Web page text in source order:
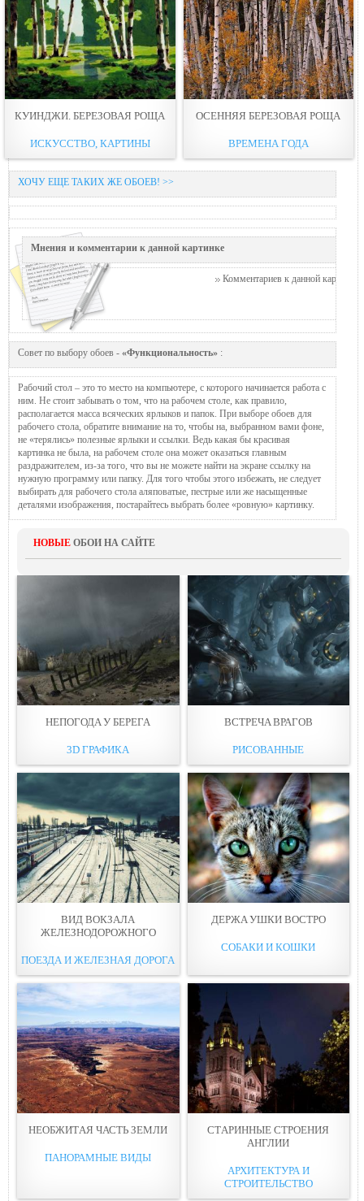
КУИНДЖИ. БЕРЕЗОВАЯ РОЩА
ИСКУССТВО, КАРТИНЫ
ОСЕННЯЯ БЕРЕЗОВАЯ РОЩА
ВРЕМЕНА ГОДА
ХОЧУ ЕЩЕ ТАКИХ ЖЕ ОБОЕВ! >>
Мнения и комментарии к данной картинке
Комментариев к данной картинке
Совет по выбору обоев - «Функциональность» :
Рабочий стол – это то место на компьютере, с которого начинается работа с
ним. Не стоит забывать о том, что на рабочем столе, как правило,
располагается масса всяческих ярлыков и папок. При выборе обоев для
рабочего стола, обратите внимание на то, чтобы на, выбранном вами фоне,
не «терялись» полезные ярлыки и ссылки. Ведь какая бы красивая
картинка не была, на рабочем столе она может оказаться главным
раздражителем, из-за того, что вы не можете найти на экране ссылку на
нужную программу или папку. Для того чтобы этого избежать, не следует
выбирать для рабочего стола аляповатые, пестрые или же насыщенные
деталями изображения, постарайтесь выбрать более «ровную» картинку.
НОВЫЕ ОБОИ НА САЙТЕ
НЕПОГОДA У БЕРЕГА
3D ГРАФИКА
ВСТРЕЧA ВРАГОВ
РИСОВАННЫЕ
ВИД ВОКЗАЛA
ЖЕЛЕЗНОДОРОЖНОГО
ПОЕЗДА И ЖЕЛЕЗНАЯ ДОРОГА
ДЕРЖA УШКИ ВОСТРО
СОБАКИ И КОШКИ
НЕОБЖИТAЯ ЧАСТЬ ЗЕМЛИ
ПАНОРАМНЫЕ ВИДЫ
СТAРИННЫЕ СТРОЕНИЯ
АНГЛИИ
АРХИТЕКТУРА И
СТРОИТЕЛЬСТВО